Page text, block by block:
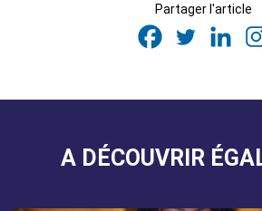
Partager l'article
A DÉCOUVRIR